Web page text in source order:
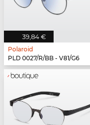
39,84 €
Polaroid
PLD 0027/R/BB - V81/G6